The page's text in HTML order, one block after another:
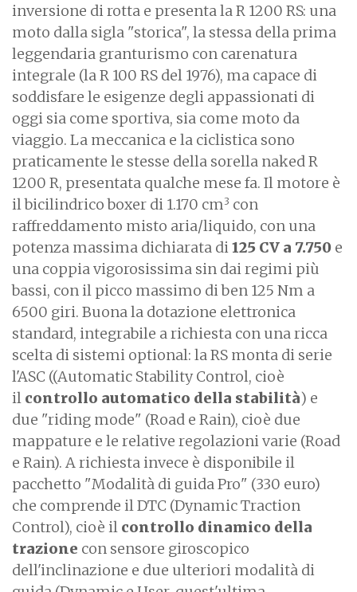
inversione di rotta e presenta la R 1200 RS: una
moto dalla sigla "storica", la stessa della prima
leggendaria granturismo con carenatura
integrale (la R 100 RS del 1976), ma capace di
soddisfare le esigenze degli appassionati di
oggi sia come sportiva, sia come moto da
viaggio. La meccanica e la ciclistica sono
praticamente le stesse della sorella naked R
1200 R, presentata qualche mese fa. Il motore è
il bicilindrico boxer di 1.170 cm3 con
raffreddamento misto aria/liquido, con una
potenza massima dichiarata di125 CV a 7.750 e
una coppia vigorosissima sin dai regimi più
bassi, con il picco massimo di ben 125 Nm a
6500 giri. Buona la dotazione elettronica
standard, integrabile a richiesta con una ricca
scelta di sistemi optional: la RS monta di serie
l'ASC ((Automatic Stability Control, cioè
il controllo automatico della stabilità) e
due "riding mode" (Road e Rain), cioè due
mappature e le relative regolazioni varie (Road
e Rain). A richiesta invece è disponibile il
pacchetto "Modalità di guida Pro" (330 euro)
che comprende il DTC (Dynamic Traction
Control), cioè il controllo dinamico della
trazione con sensore giroscopico
dell'inclinazione e due ulteriori modalità di